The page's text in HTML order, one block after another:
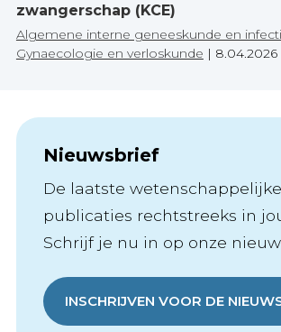
zwangerschap (KCE)
Algemene interne geneeskunde en
Gynaecologie en verloskunde | 8.04.2026
Nieuwsbrief
De laatste wetenschappelijke
publicaties rechtstreeks in
Schrijf je nu in op onze
INSCHRIJVEN VOOR DE